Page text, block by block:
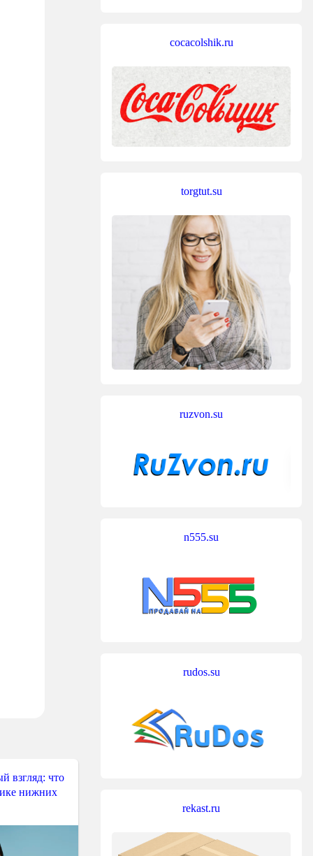
взгляд: что
нижних
cocacolshik.ru
torgtut.su
ruzvon.su
n555.su
rudos.su
rekast.ru